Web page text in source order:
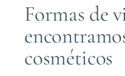
Formas de
cosméticos